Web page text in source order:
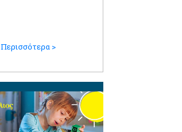
Περισσότερα >